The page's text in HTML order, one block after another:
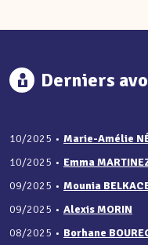
Derniers
10/2025 • Marie-Amélie
10/2025 • Emma
09/2025 • Mounia
09/2025 • Alexis MORIN
08/2025 • Borhane